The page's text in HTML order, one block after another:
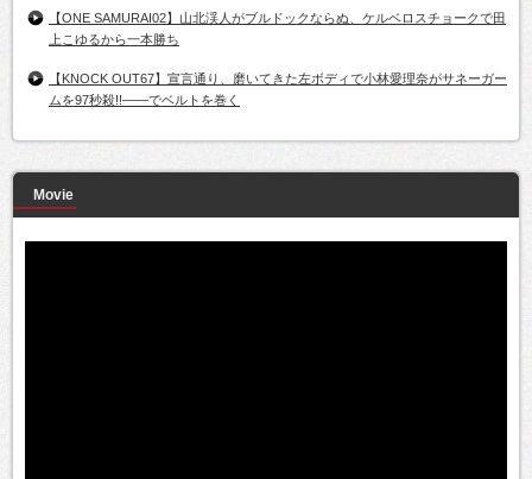
【ONE SAMURAI02】山北渓人がブルドックならぬ、ケルベロスチョークで田
上こゆるから一本勝ち
【KNOCK OUT67】宣言通り、磨いてきた左ボディで小林愛理奈がサネーガー
ムを97秒殺!!――でベルトを巻く
Movie